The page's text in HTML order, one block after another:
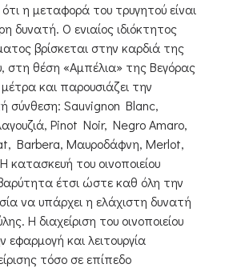
η μεταφορά του τρυγητού είναι
δυνατή. Ο ενιαίος ιδιόκτητος
βρίσκεται στην καρδιά της
στη θέση «Αμπέλια» της Βεγόρας
και παρουσιάζει την
σύνθεση: Sauvignon Blanc,
Pinot Noir, Negro Amaro,
Barbera, Μαυροδάφνη, Merlot,
κατασκευή του οινοποιείου
έτσι ώστε καθ όλη την
να υπάρχει η ελάχιστη δυνατή
Η διαχείριση του οινοποιείου
εφαρμογή και λειτουργία
τόσο σε επίπεδο